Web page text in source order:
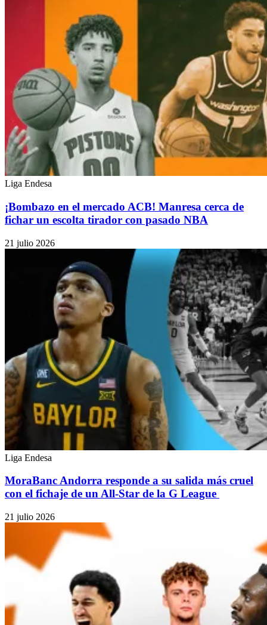
Liga Endesa
¡Bombazo en el mercado ACB! Manresa cerca de
fichar un escolta tirador con pasado NBA
21 julio 2026
Liga Endesa
MoraBanc Andorra responde a su salida más cruel
con el fichaje de un All-Star de la G League
21 julio 2026